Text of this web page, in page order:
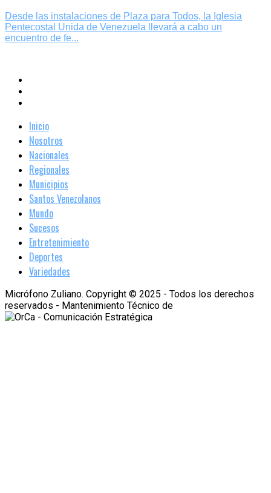
Desde las instalaciones de Plaza para Todos, la Iglesia
Pentecostal Unida de Venezuela llevará a cabo un
encuentro de fe...
Inicio
Nosotros
Nacionales
Regionales
Municipios
Santos Venezolanos
Mundo
Sucesos
Entretenimiento
Deportes
Variedades
Micrófono Zuliano. Copyright © 2025 - Todos los derechos
reservados - Mantenimiento Técnico de